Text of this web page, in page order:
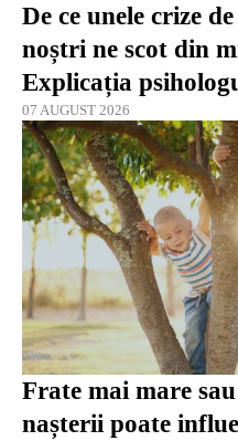
De ce unele crize
noștri ne scot din
Explicația
07 AUGUST 2026
Frate mai mare
nașterii poate